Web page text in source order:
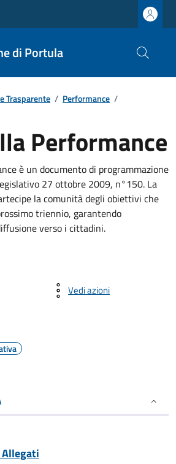
di Portula
Trasparente / Performance /
Performance
è un documento di programmazione
27 ottobre 2009, n°150. La
la comunità degli obiettivi che
triennio, garantendo
verso i cittadini.
Vedi azioni